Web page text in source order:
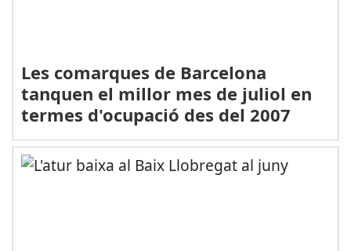
Les comarques de Barcelona
tanquen el millor mes de juliol en
termes d'ocupació des del 2007